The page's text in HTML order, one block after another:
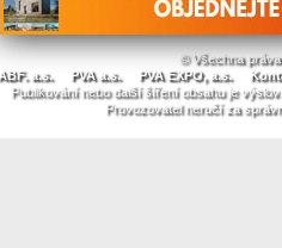
© Všechna
ABF. a.s.
PVA a.s. PVA EXPO, a.s.
Publikování nebo další šíření obsahu je
Provozovatel neručí za